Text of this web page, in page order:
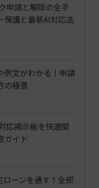
申請と解除の全手
保護と最新AI対応法
例文がわかる！申請
の極意
応掲示板を快適閲
ガイド
ローンを通す！全部